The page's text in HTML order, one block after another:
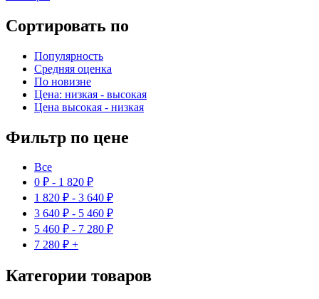
Сортировать по
Популярность
Средняя оценка
По новизне
Цена: низкая - высокая
Цена высокая - низкая
Фильтр по цене
Все
0 ₽ - 1 820 ₽
1 820 ₽ - 3 640 ₽
3 640 ₽ - 5 460 ₽
5 460 ₽ - 7 280 ₽
7 280 ₽ +
Категории товаров